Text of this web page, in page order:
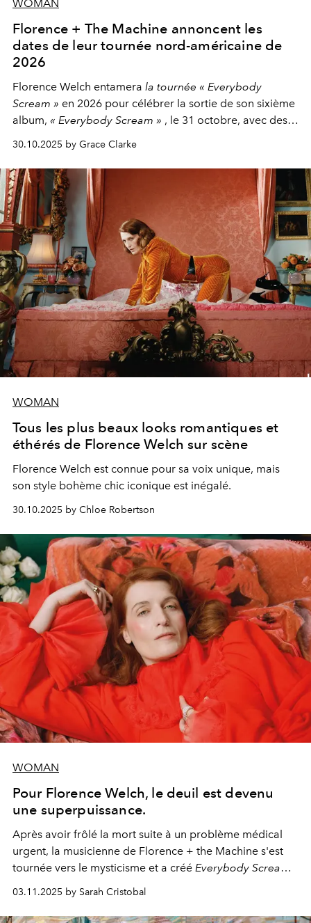
WOMAN
Florence + The Machine annoncent les
dates de leur tournée nord-américaine de
2026
Florence Welch entamera la tournée « Everybody
Scream » en 2026 pour célébrer la sortie de son sixième
album, « Everybody Scream » , le 31 octobre, avec des
30.10.2025 by Grace Clarke
WOMAN
Tous les plus beaux looks romantiques et
éthérés de Florence Welch sur scène
Florence Welch est connue pour sa voix unique, mais
son style bohème chic iconique est inégalé.
30.10.2025 by Chloe Robertson
WOMAN
Pour Florence Welch, le deuil est devenu
une superpuissance.
Après avoir frôlé la mort suite à un problème médical
urgent, la musicienne de Florence + the Machine s'est
tournée vers le mysticisme et a créé Everybody Scream
03.11.2025 by Sarah Cristobal